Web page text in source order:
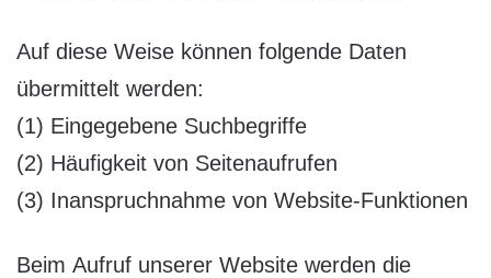
Auf diese Weise können folgende Daten
übermittelt werden:
(1) Eingegebene Suchbegriffe
(2) Häufigkeit von Seitenaufrufen
(3) Inanspruchnahme von Website-Funktionen
Beim Aufruf unserer Website werden die